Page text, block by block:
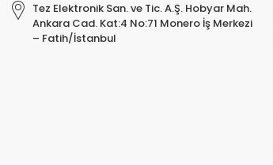
Tez Elektronik San. ve Tic. A.Ş. Hobyar Mah.
Ankara Cad. Kat:4 No:71 Monero İş Merkezi
– Fatih/İstanbul